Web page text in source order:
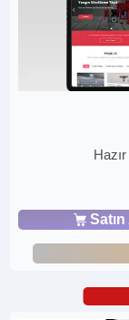
Satın